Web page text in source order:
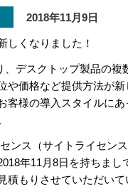
2018年11月9日
しくなりました！
、デスクトップ製品の複
や価格など提供方法が新
客様の導入スタイルに
ンス（サイトライセンス
年11月8日を持ちまし
積もりさせていただい